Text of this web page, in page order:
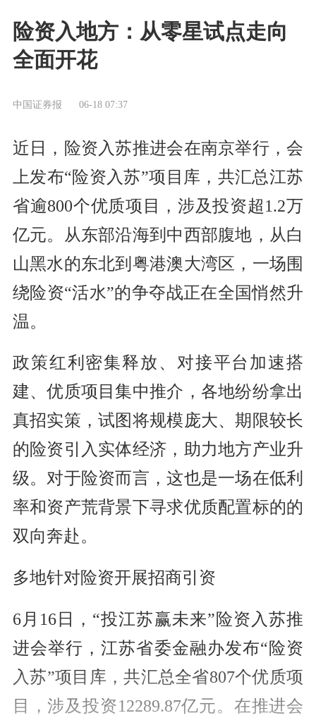
险资入地方：从零星试点走向
全面开花
中国证券报 06-18 07:37
近日，险资入苏推进会在南京举行，会
上发布“险资入苏”项目库，共汇总江苏
省逾800个优质项目，涉及投资超1.2万
亿元。从东部沿海到中西部腹地，从白
山黑水的东北到粤港澳大湾区，一场围
绕险资“活水”的争夺战正在全国悄然升
温。
政策红利密集释放、对接平台加速搭
建、优质项目集中推介，各地纷纷拿出
真招实策，试图将规模庞大、期限较长
的险资引入实体经济，助力地方产业升
级。对于险资而言，这也是一场在低利
率和资产荒背景下寻求优质配置标的的
双向奔赴。
多地针对险资开展招商引资
6月16日，“投江苏赢未来”险资入苏推
进会举行，江苏省委金融办发布“险资
入苏”项目库，共汇总全省807个优质项
目，涉及投资12289.87亿元。在推进会